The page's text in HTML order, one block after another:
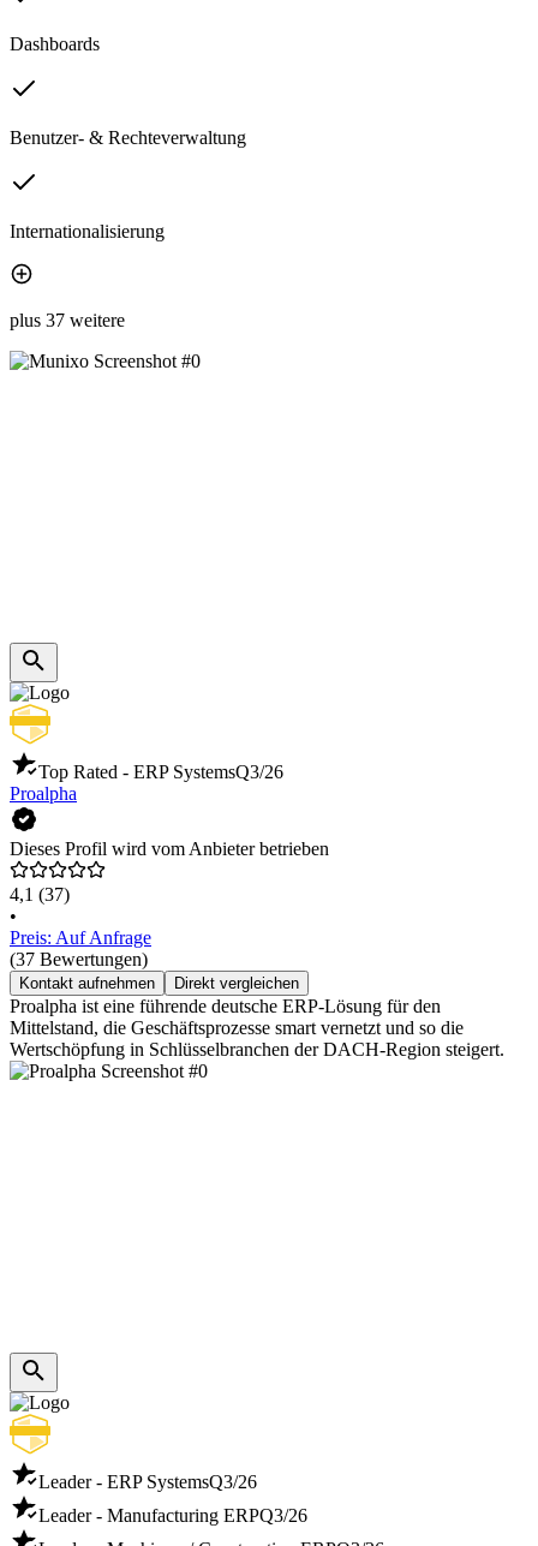
Dashboards
Benutzer- & Rechteverwaltung
Internationalisierung
plus 37 weitere
Top Rated - ERP SystemsQ3/26
Proalpha
Dieses Profil wird vom Anbieter betrieben
4,1 (37)
•
Preis: Auf Anfrage
(37 Bewertungen)
Kontakt aufnehmen Direkt vergleichen
Proalpha ist eine führende deutsche ERP-Lösung für den
Mittelstand, die Geschäftsprozesse smart vernetzt und so die
Wertschöpfung in Schlüsselbranchen der DACH-Region steigert.
Leader - ERP SystemsQ3/26
Leader - Manufacturing ERPQ3/26